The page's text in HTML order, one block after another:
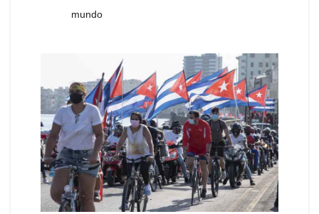
mundo